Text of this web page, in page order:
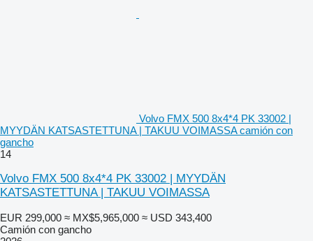
Volvo FMX 500 8x4*4 PK 33002 |
MYYDÄN KATSASTETTUNA | TAKUU VOIMASSA camión con
gancho
14
Volvo FMX 500 8x4*4 PK 33002 | MYYDÄN
KATSASTETTUNA | TAKUU VOIMASSA
EUR 299,000 ≈ MX$5,965,000 ≈ USD 343,400
Camión con gancho